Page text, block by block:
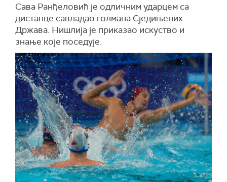
Сава Ранђеловић је одличним ударцем са
дистанце савладао голмана Сједињених
Држава. Нишлија је приказао искуство и
знање које поседује.